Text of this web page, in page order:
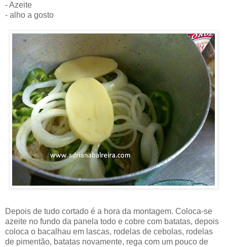
- Azeite
- alho a gosto
Depois de tudo cortado é a hora da montagem. Coloca-se
azeite no fundo da panela todo e cobre com batatas, depois
coloca o bacalhau em lascas, rodelas de cebolas, rodelas
de pimentão, batatas novamente, rega com um pouco de